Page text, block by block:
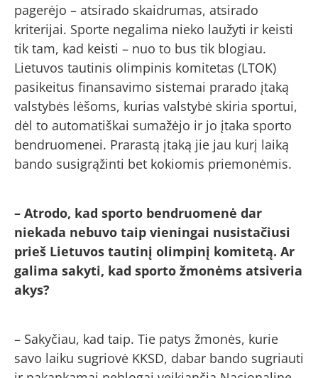
pagerėjo – atsirado skaidrumas, atsirado
kriterijai. Sporte negalima nieko laužyti ir keisti
tik tam, kad keisti – nuo to bus tik blogiau.
Lietuvos tautinis olimpinis komitetas (LTOK)
pasikeitus finansavimo sistemai prarado įtaką
valstybės lėšoms, kurias valstybė skiria sportui,
dėl to automatiškai sumažėjo ir jo įtaka sporto
bendruomenei. Prarastą įtaką jie jau kurį laiką
bando susigrąžinti bet kokiomis priemonėmis.
– Atrodo, kad sporto bendruomenė dar
niekada nebuvo taip vieningai nusistačiusi
prieš Lietuvos tautinį olimpinį komitetą. Ar
galima sakyti, kad sporto žmonėms atsiveria
akys?
– Sakyčiau, kad taip. Tie patys žmonės, kurie
savo laiku sugriovė KKSD, dabar bando sugriauti